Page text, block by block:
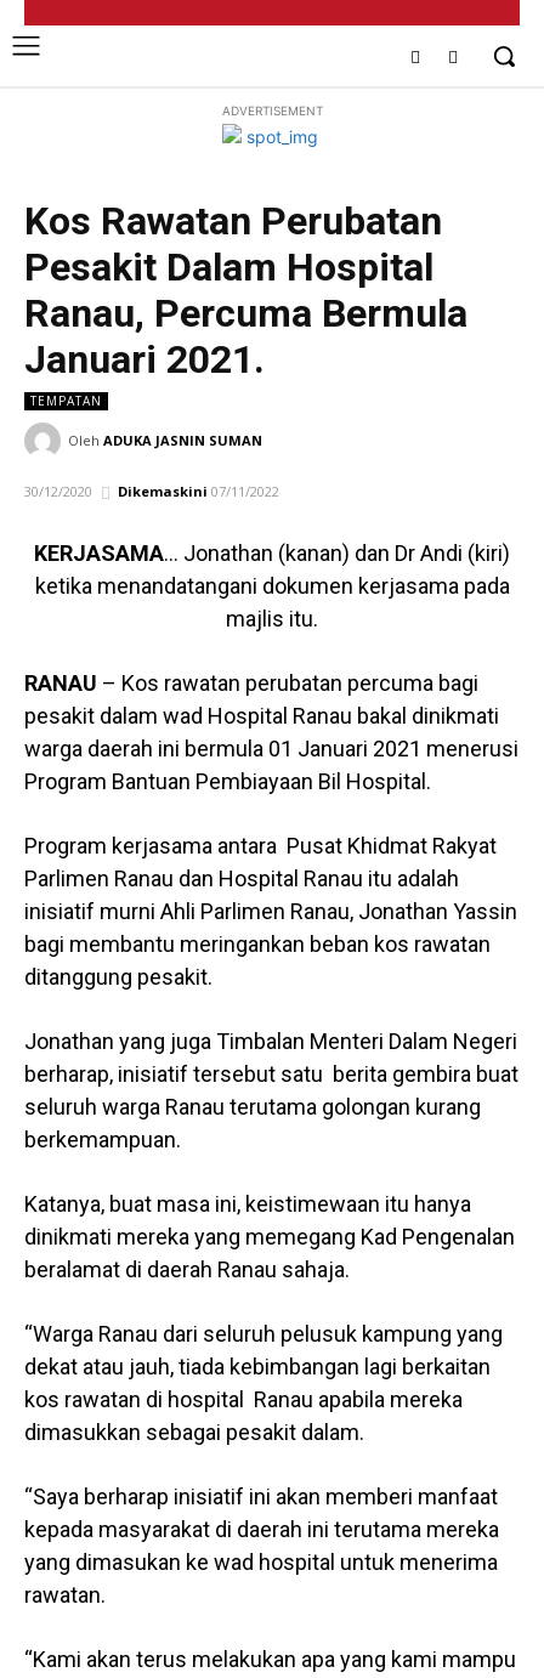
ADVERTISEMENT
Kos Rawatan Perubatan
Pesakit Dalam Hospital
Ranau, Percuma Bermula
Januari 2021.
TEMPATAN
Oleh ADUKA JASNIN SUMAN
30/12/2020 Dikemaskini 07/11/2022
KERJASAMA… Jonathan (kanan) dan Dr Andi (kiri)
ketika menandatangani dokumen kerjasama pada
majlis itu.
RANAU – Kos rawatan perubatan percuma bagi
pesakit dalam wad Hospital Ranau bakal dinikmati
warga daerah ini bermula 01 Januari 2021 menerusi
Program Bantuan Pembiayaan Bil Hospital.
Program kerjasama antara Pusat Khidmat Rakyat
Parlimen Ranau dan Hospital Ranau itu adalah
inisiatif murni Ahli Parlimen Ranau, Jonathan Yassin
bagi membantu meringankan beban kos rawatan
ditanggung pesakit.
Jonathan yang juga Timbalan Menteri Dalam Negeri
berharap, inisiatif tersebut satu berita gembira buat
seluruh warga Ranau terutama golongan kurang
berkemampuan.
Katanya, buat masa ini, keistimewaan itu hanya
dinikmati mereka yang memegang Kad Pengenalan
beralamat di daerah Ranau sahaja.
“Warga Ranau dari seluruh pelusuk kampung yang
dekat atau jauh, tiada kebimbangan lagi berkaitan
kos rawatan di hospital Ranau apabila mereka
dimasukkan sebagai pesakit dalam.
“Saya berharap inisiatif ini akan memberi manfaat
kepada masyarakat di daerah ini terutama mereka
yang dimasukan ke wad hospital untuk menerima
rawatan.
“Kami akan terus melakukan apa yang kami mampu